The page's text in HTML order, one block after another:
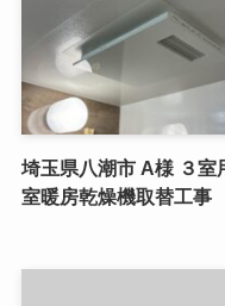
埼玉県八潮市 A様 ３室
室暖房乾燥機取替工事